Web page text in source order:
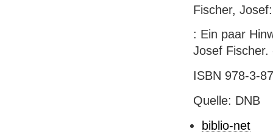
Fischer,
: Ein paar
Josef
ISBN 978-3-
Quelle: DNB
biblio-net